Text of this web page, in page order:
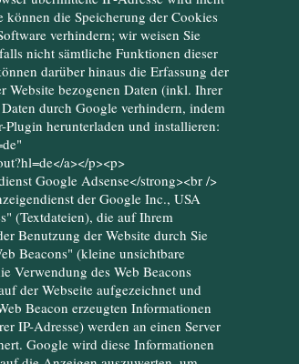
die Speicherung der Cookies
verhindern; wir weisen Sie
nicht sämtliche Funktionen dieser
darüber hinaus die Erfassung der
Website bezogenen Daten (inkl. Ihrer
durch Google verhindern, indem
herunterladen und installieren:
a></p><p>
Google Adsense</strong><br />
der Google Inc., USA
(Textdateien), die auf Ihrem
Benutzung der Website durch Sie
Beacons" (kleine unsichtbare
Verwendung des Web Beacons
der Webseite aufgezeichnet und
Beacon erzeugten Informationen
IP-Adresse) werden an einen Server
Google wird diese Informationen